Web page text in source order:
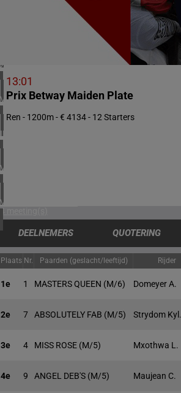
ZUID-AFRIKA
1 meeting(s)
VERENIGD KONINKRIJK
4 meeting(s)
IERLAND
1 meeting(s)
VERENIGDE ARABISCHE EMIRATEN
1 meeting(s)
VERENIGDE STATEN
4 meeting(s)
13:01
Prix Betway Maiden Plate
Ren - 1200m - € 4134 - 12 Starters
DEELNEMERS QUOTERING
Plaats Nr. Paarden (geslacht/leeftijd) Rijder
1e 1 MASTERS QUEEN (M/6) Domeyer A.
2e 7 ABSOLUTELY FAB (M/5) Strydom Kyl.
3e 4 MISS ROSE (M/5) Mxothwa L.
4e 9 ANGEL DEB'S (M/5) Maujean C.